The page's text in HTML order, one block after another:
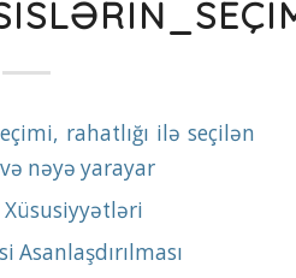
rahatlığı ilə seçilən
nəyə yarayar
Asanlaşdırılması